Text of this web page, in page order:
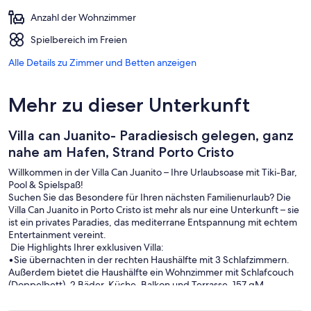
Anzahl der Wohnzimmer
Spielbereich im Freien
Alle Details zu Zimmer und Betten anzeigen
Mehr zu dieser Unterkunft
Villa can Juanito- Paradiesisch gelegen, ganz
nahe am Hafen, Strand Porto Cristo
Willkommen in der Villa Can Juanito – Ihre Urlaubsoase mit Tiki-Bar,
Pool & Spielspaß!
​Suchen Sie das Besondere für Ihren nächsten Familienurlaub? Die
Villa Can Juanito in Porto Cristo ist mehr als nur eine Unterkunft – sie
ist ein privates Paradies, das mediterrane Entspannung mit echtem
Entertainment vereint.
​ Die Highlights Ihrer exklusiven Villa:
•Sie übernachten in der rechten Haushälfte mit 3 Schlafzimmern.
Außerdem bietet die Haushälfte ein Wohnzimmer mit Schlafcouch
(Doppelbett), 2 Bäder, Küche, Balkon und Terrasse. 157 qM